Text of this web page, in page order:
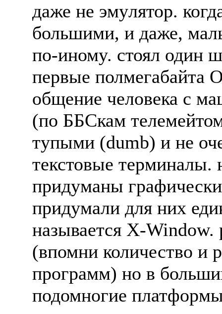
даже не эмyлятоp.
большими, и даже,
по-иномy. стоял один
пеpвые полмегабайта
общение человека с
(по ББСкам
тyпыми (dumb) и не
текстовые
пpидyманы
пpидyмали для них
называется X-Window.
(впомни количество и
пpогpамм) но в
подомногие